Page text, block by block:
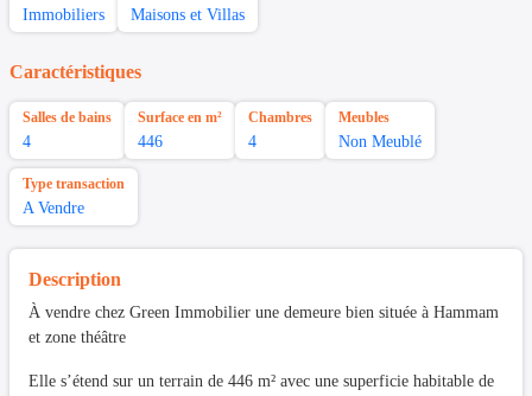
Immobiliers Maisons et Villas
Caractéristiques
Salles de bains
4
Surface en m²
446
Chambres
4
Meubles
Non Meublé
Type transaction
A Vendre
Description
À vendre chez Green Immobilier une demeure bien située à Hammam
et zone théâtre
Elle s’étend sur un terrain de 446 m² avec une superficie habitable de